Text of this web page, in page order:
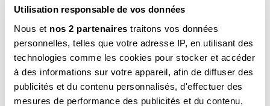
Utilisation responsable de vos données
Nous et nos 2 partenaires traitons vos données
personnelles, telles que votre adresse IP, en utilisant des
technologies comme les cookies pour stocker et accéder
à des informations sur votre appareil, afin de diffuser des
publicités et du contenu personnalisés, d'effectuer des
mesures de performance des publicités et du contenu,
La mouche n'a rien à nous apprendre ? / © Ambroise Héritier